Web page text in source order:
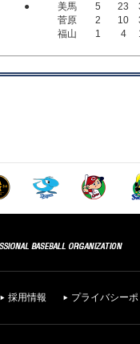
●
美馬 5 23
菅原
2 10
福山
1 4
採用情報 プライバシー